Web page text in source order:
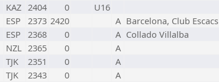
KAZ 2404 0
U16
ESP 2373 2420 A Barcelona, Club Escacs
ESP 2368 0 A Collado Villalba
NZL 2365 0
A
TJK 2351 0
A
TJK 2343 0
A